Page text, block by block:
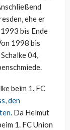
ehe er
bis Ende
1998 bis
04,
beim 1. FC
den
. Da Helmut
1. FC Union